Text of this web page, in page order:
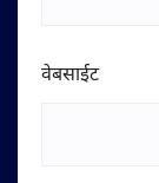
वेबसाईट